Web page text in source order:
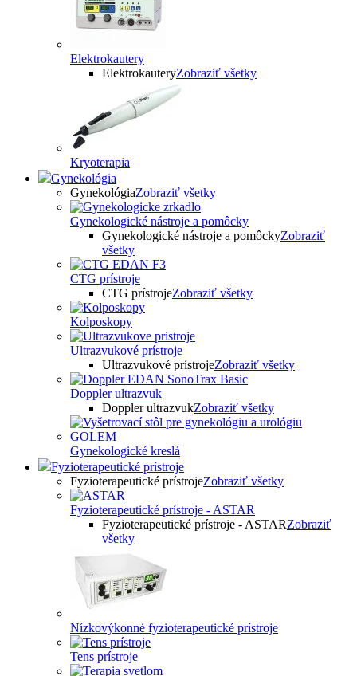
Elektrokautery
ElektrokauteryZobraziť všetky
Kryoterapia
Gynekológia
GynekológiaZobraziť všetky
Gynekologické nástroje a pomôcky
Gynekologické nástroje a pomôckyZobraziť
všetky
CTG prístroje
CTG prístrojeZobraziť všetky
Kolposkopy
Ultrazvukové prístroje
Ultrazvukové prístrojeZobraziť všetky
Doppler ultrazvuk
Doppler ultrazvukZobraziť všetky
Gynekologické kreslá
Fyzioterapeutické prístroje
Fyzioterapeutické prístrojeZobraziť všetky
Fyzioterapeutické prístroje - ASTAR
Fyzioterapeutické prístroje - ASTARZobraziť
všetky
Nízkovýkonné fyzioterapeutické prístroje
Tens prístroje